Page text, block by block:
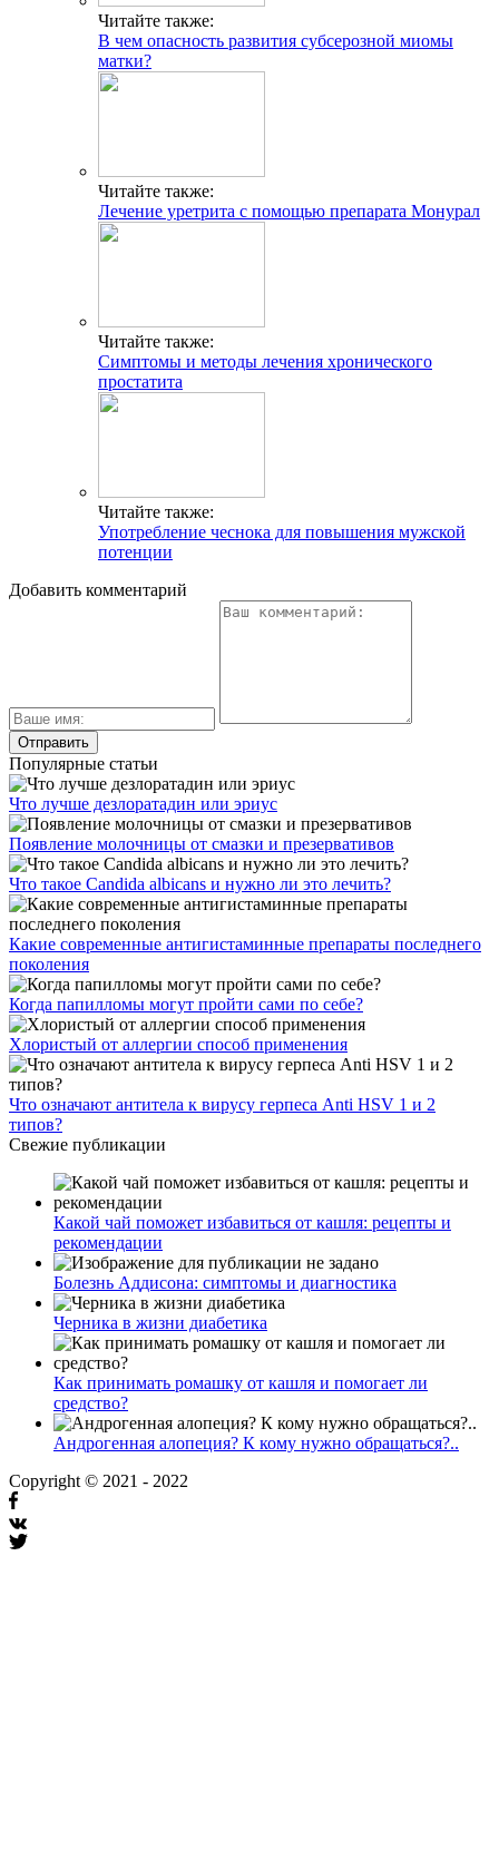
Читайте также:
В чем опасность развития субсерозной миомы
матки?
Читайте также:
Лечение уретрита с помощью препарата Монурал
Читайте также:
Симптомы и методы лечения хронического
простатита
Читайте также:
Употребление чеснока для повышения мужской
потенции
Добавить комментарий
Популярные статьи
Что лучше дезлоратадин или эриус
Появление молочницы от смазки и презервативов
Что такое Candida albicans и нужно ли это лечить?
Какие современные антигистаминные препараты последнего
поколения
Когда папилломы могут пройти сами по себе?
Хлористый от аллергии способ применения
Что означают антитела к вирусу герпеса Anti HSV 1 и 2
типов?
Свежие публикации
Какой чай поможет избавиться от кашля: рецепты и
рекомендации
Болезнь Аддисона: симптомы и диагностика
Черника в жизни диабетика
Как принимать ромашку от кашля и помогает ли
средство?
Андрогенная алопеция? К кому нужно обращаться?..
Copyright © 2021 - 2022